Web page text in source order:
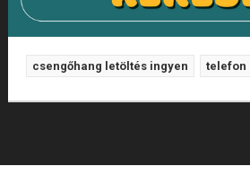
csengőhang letöltés ingyen telefon